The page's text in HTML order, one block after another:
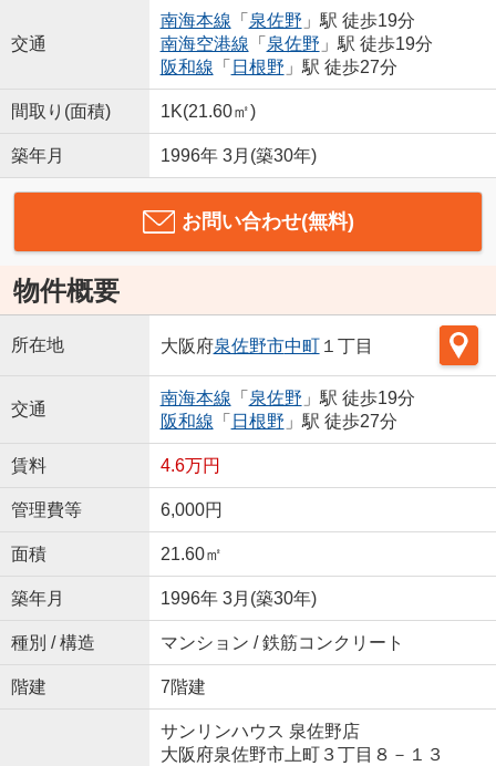
交通
南海本線 「 泉佐野 」駅 徒歩19分
南海空港線 「 泉佐野 」駅 徒歩19分
阪和線 「 日根野 」駅 徒歩27分
間取り(面積) 1K(21.60㎡)
築年月 1996年 3月(築30年)
お問い合わせ(無料)
物件概要
所在地 大阪府泉佐野市中町１丁目
交通
南海本線 「 泉佐野 」駅 徒歩19分
阪和線 「 日根野 」駅 徒歩27分
賃料 4.6万円
管理費等 6,000円
面積 21.60㎡
築年月 1996年 3月(築30年)
種別 / 構造 マンション / 鉄筋コンクリート
階建 7階建
サンリンハウス 泉佐野店
大阪府泉佐野市上町３丁目８－１３